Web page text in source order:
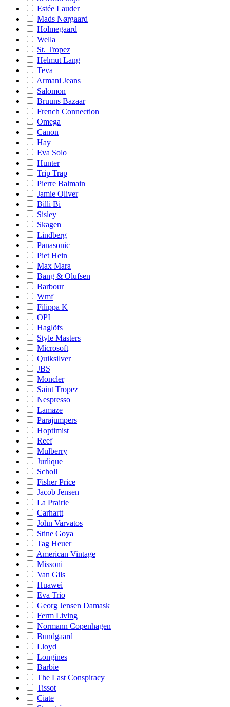
Estée Lauder
Mads Nørgaard
Holmegaard
Wella
St. Tropez
Helmut Lang
Teva
Armani Jeans
Salomon
Bruuns Bazaar
French Connection
Omega
Canon
Hay
Eva Solo
Hunter
Trip Trap
Pierre Balmain
Jamie Oliver
Billi Bi
Sisley
Skagen
Lindberg
Panasonic
Piet Hein
Max Mara
Bang & Olufsen
Barbour
Wmf
Filippa K
OPI
Haglöfs
Style Masters
Microsoft
Quiksilver
JBS
Moncler
Saint Tropez
Nespresso
Lamaze
Parajumpers
Hoptimist
Reef
Mulberry
Jurlique
Scholl
Fisher Price
Jacob Jensen
La Prairie
Carhartt
John Varvatos
Stine Goya
Tag Heuer
American Vintage
Missoni
Van Gils
Huawei
Eva Trio
Georg Jensen Damask
Ferm Living
Normann Copenhagen
Bundgaard
Lloyd
Longines
Barbie
The Last Conspiracy
Tissot
Ciate